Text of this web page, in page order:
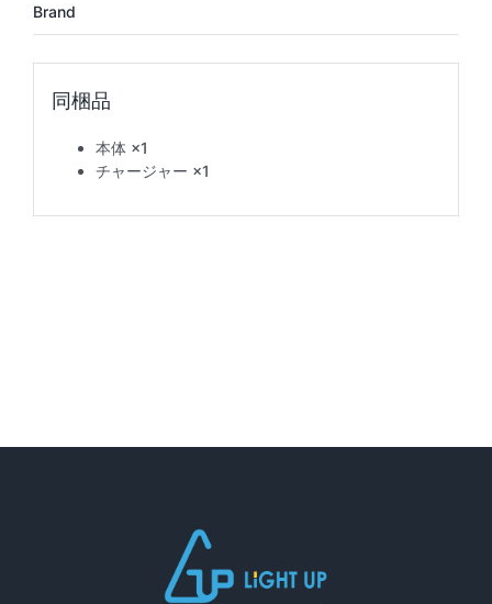
Brand
本体 ×1
チャージャー ×1